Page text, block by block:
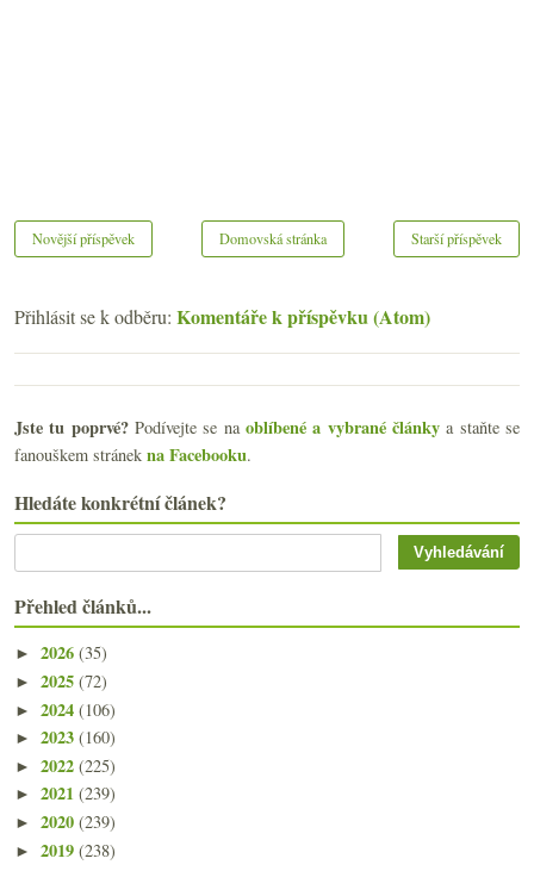
Novější příspěvek Starší příspěvek
Domovská stránka
Přihlásit se k odběru: Komentáře k příspěvku (Atom)
Jste tu poprvé?Podívejte se naoblíbené a vybrané články a staňte se
fanouškem stránek na Facebooku.
Hledáte konkrétní článek?
Přehled článků...
► 2026 (35)
► 2025 (72)
► 2024 (106)
► 2023 (160)
► 2022 (225)
► 2021 (239)
► 2020 (239)
► 2019 (238)